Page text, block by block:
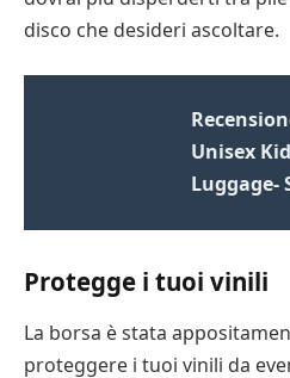
disco che desideri ascoltare.
Unisex
Luggage-
Protegge i tuoi vinili
La borsa è stata
proteggere i tuoi vinili da